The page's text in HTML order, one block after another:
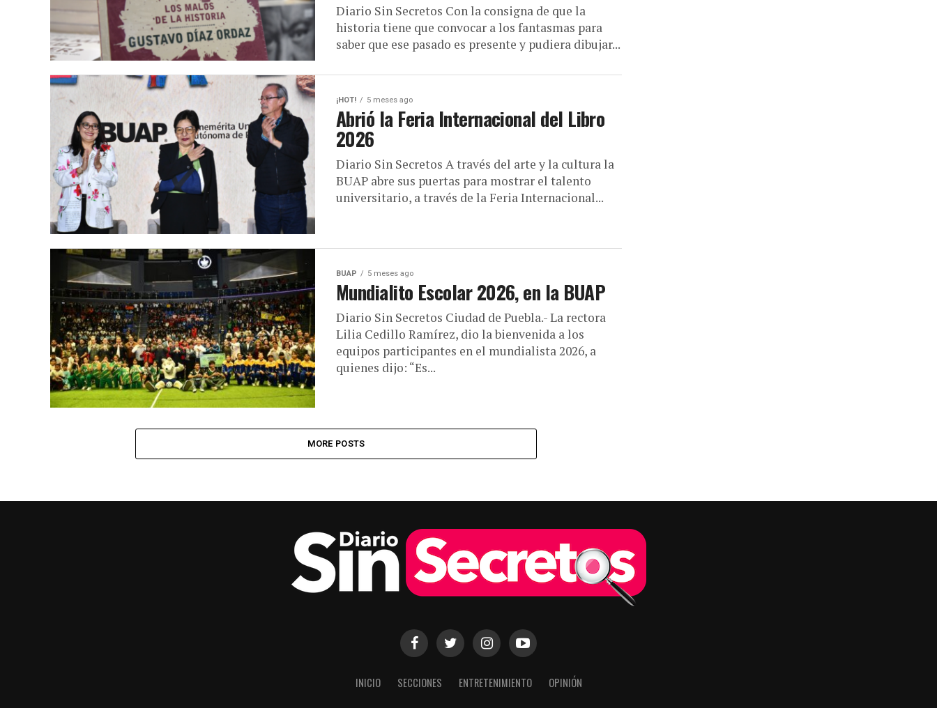
Diario Sin Secretos Con la consigna de que la
historia tiene que convocar a los fantasmas para
saber que ese pasado es presente y pudiera dibujar...
¡HOT! 5 meses ago
Abrió la Feria Internacional del Libro
2026
Diario Sin Secretos A través del arte y la cultura la
BUAP abre sus puertas para mostrar el talento
universitario, a través de la Feria Internacional...
BUAP 5 meses ago
Mundialito Escolar 2026, en la BUAP
Diario Sin Secretos Ciudad de Puebla.- La rectora
Lilia Cedillo Ramírez, dio la bienvenida a los
equipos participantes en el mundialista 2026, a
quienes dijo: “Es...
MORE POSTS
INICIO SECCIONES ENTRETENIMIENTO OPINIÓN